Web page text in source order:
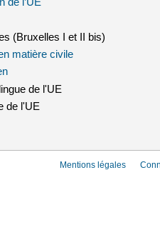
(Bruxelles I et II bis)
matière civile(le lien est externe)
(le lien est externe)
de l'UE
de l'UE
Mentions légales